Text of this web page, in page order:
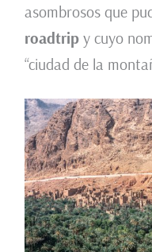
asombrosos que
roadtripy cuyo
“ciudad de la